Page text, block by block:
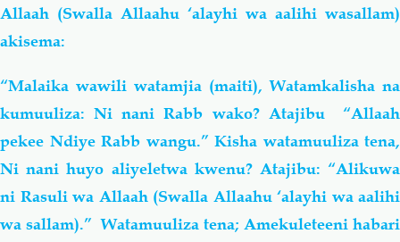
Allaah (Swalla Allaahu ‘alayhi wa aalihi wasallam)
akisema:
“Malaika wawili watamjia (maiti), Watamkalisha na
kumuuliza: Ni nani Rabb wako? Atajibu “Allaah
pekee Ndiye Rabb wangu.” Kisha watamuuliza tena,
Ni nani huyo aliyeletwa kwenu? Atajibu: “Alikuwa
ni Rasuli wa Allaah (Swalla Allaahu ‘alayhi wa aalihi
wa sallam).” Watamuuliza tena; Amekuleteeni habari